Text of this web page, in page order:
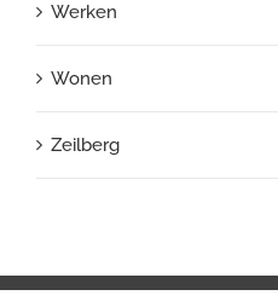
Werken
Wonen
Zeilberg